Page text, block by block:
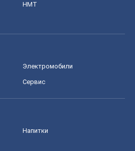
НМТ
Электромобили
Сервис
Напитки